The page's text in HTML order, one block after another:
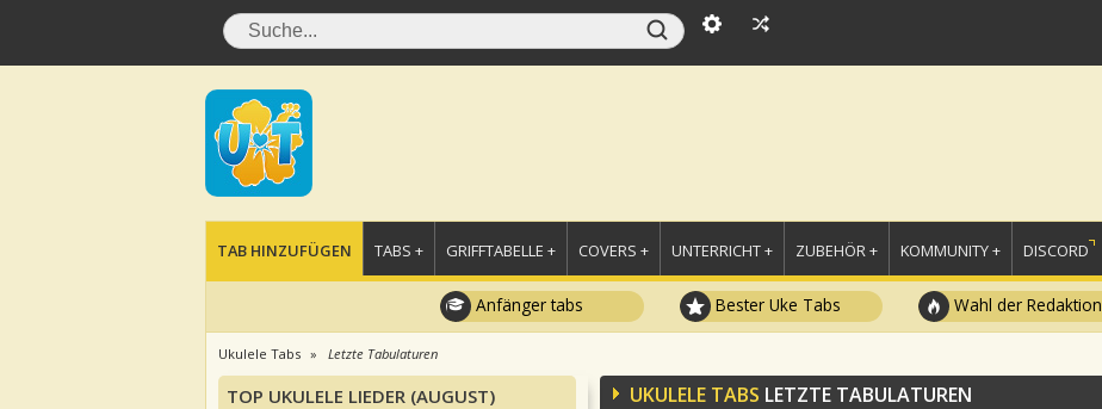
TAB HINZUFÜGEN TABS + GRIFFTABELLE + COVERS + UNTERRICHT + ZUBEHÖR + KOMMUNITY + DISCORD
Anfänger tabs Bester Uke Tabs Wahl der Redaktion
Ukulele Tabs Letzte Tabulaturen
UKULELE TABS LETZTE TABULATUREN
TOP UKULELE LIEDER (AUGUST)